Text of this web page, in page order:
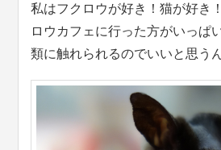
私はフクロウが好き！猫が好き
ロウカフェに行った方がいっぱ
類に触れられるのでいいと思う